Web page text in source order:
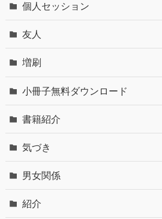
個人セッション
友人
増刷
小冊子無料ダウンロード
書籍紹介
気づき
男女関係
紹介